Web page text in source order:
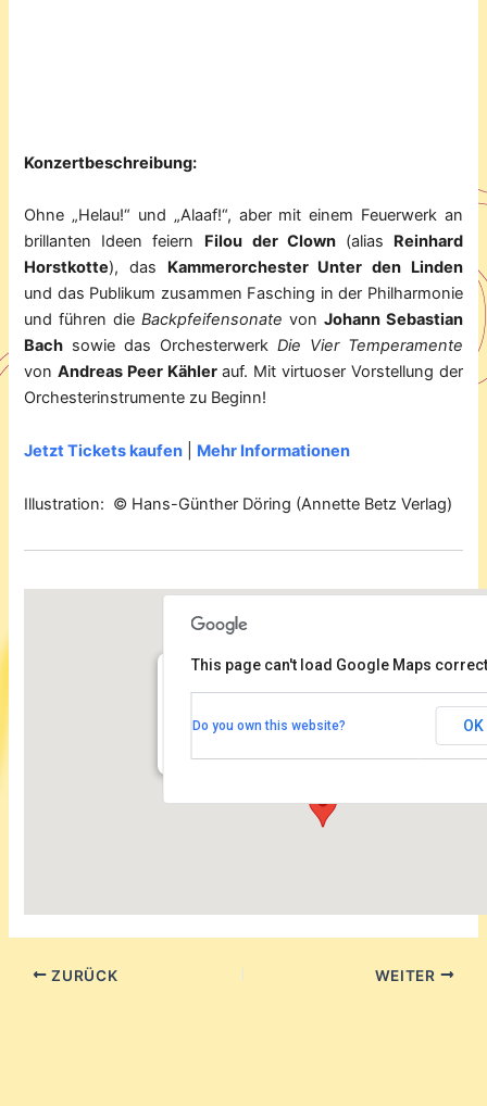
Konzertbeschreibung:
Ohne „Helau!“ und „Alaaf!“, aber mit einem Feuerwerk an
brillanten Ideen feiern Filou der Clown(alias Reinhard
Horstkotte), das Kammerorchester Unter den Linden
und das Publikum zusammen Fasching in der Philharmonie
und führen die Backpfeifensonate von Johann Sebastian
Bach sowie das Orchesterwerk Die Vier Temperamente
vonAndreas Peer Kählerauf. Mit virtuoser Vorstellung der
Orchesterinstrumente zu Beginn!
Jetzt Tickets kaufen Mehr Informationen
Illustration: © Hans-Günther Döring (Annette Betz Verlag)
Kammermusiksaal der Philharmonie
Herbert von Karajan Straße 1 - Berlin
This page can't load Google Maps
Do you own this website? OK
ZURÜCK WEITER